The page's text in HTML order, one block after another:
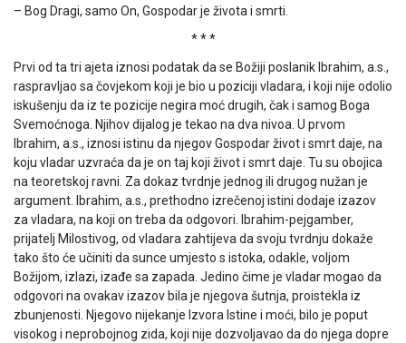
– Bog Dragi, samo On, Gospodar je života i smrti.
* * *
Prvi od ta tri ajeta iznosi podatak da se Božiji poslanik Ibrahim, a.s.,
raspravljao sa čovjekom koji je bio u poziciji vladara, i koji nije odolio
iskušenju da iz te pozicije negira moć drugih, čak i samog Boga
Svemoćnoga. Njihov dijalog je tekao na dva nivoa. U prvom
Ibrahim, a.s., iznosi istinu da njegov Gospodar život i smrt daje, na
koju vladar uzvraća da je on taj koji život i smrt daje. Tu su obojica
na teoretskoj ravni. Za dokaz tvrdnje jednog ili drugog nužan je
argument. Ibrahim, a.s., prethodno izrečenoj istini dodaje izazov
za vladara, na koji on treba da odgovori. Ibrahim-pejgamber,
prijatelj Milostivog, od vladara zahtijeva da svoju tvrdnju dokaže
tako što će učiniti da sunce umjesto s istoka, odakle, voljom
Božijom, izlazi, izađe sa zapada. Jedino čime je vladar mogao da
odgovori na ovakav izazov bila je njegova šutnja, proistekla iz
zbunjenosti. Njegovo nijekanje Izvora Istine i moći, bilo je poput
visokog i neprobojnog zida, koji nije dozvoljavao da do njega dopre